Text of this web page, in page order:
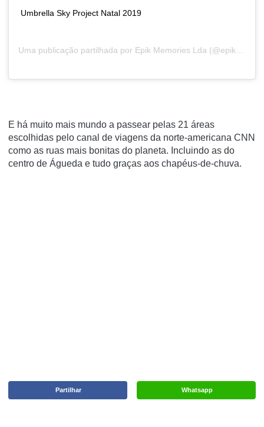
Umbrella Sky Project Natal 2019
Uma publicação partilhada por Epik Memories Lda (@epikmemories) a12 de Dez, 2019 às 2:39 PST
E há muito mais mundo a passear pelas 21 áreas
escolhidas pelo canal de viagens da norte-americana CNN
como as ruas mais bonitas do planeta. Incluindo as do
centro de Águeda e tudo graças aos chapéus-de-chuva.
Whatsapp
Partilhar